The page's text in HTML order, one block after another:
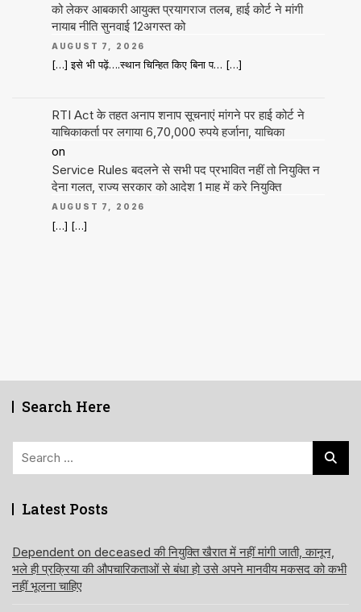
को लेकर आबकारी आयुक्त प्रयागराज तलब, हाई कोर्ट ने मांगी
नायाब नीति सुनवाई 12अगस्त को
AUGUST 7, 2026
[…] इसे भी पढ़ें….स्थान चिन्हित किए बिना प… […]
RTI Act के तहत अनाप शनाप सूचनाएं मांगने पर हाई कोर्ट ने
याचिकाकर्ता पर लगाया 6,70,000 रुपये हर्जाना, याचिका
on
Service Rules बदलने से सभी पद प्रभावित नहीं तो नियुक्ति न
देना गलत, राज्य सरकार को आदेश 1 माह में करे नियुक्ति
AUGUST 7, 2026
[…] […]
Search Here
Latest Posts
Dependent on deceased की नियुक्ति खैरात में नहीं मांगी जाती, कानून,
भले ही प्रक्रिया की औपचारिकताओं से बंधा हो उसे अपने मानवीय मकसद को कभी
नहीं भूलना चाहिए